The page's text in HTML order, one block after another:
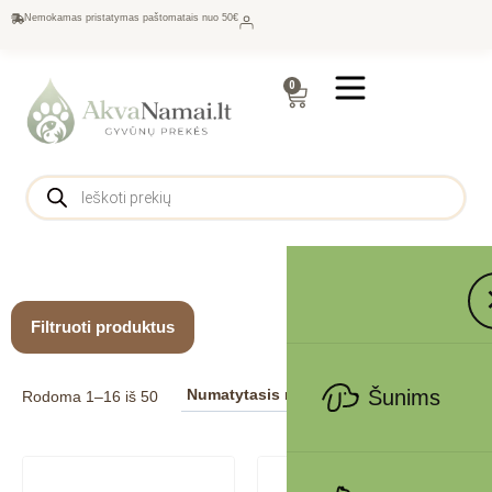
Nemokamas pristatymas paštomatais nuo 50€
0
Šunims
Filtruoti produktus
Rodoma 1–16 iš 50